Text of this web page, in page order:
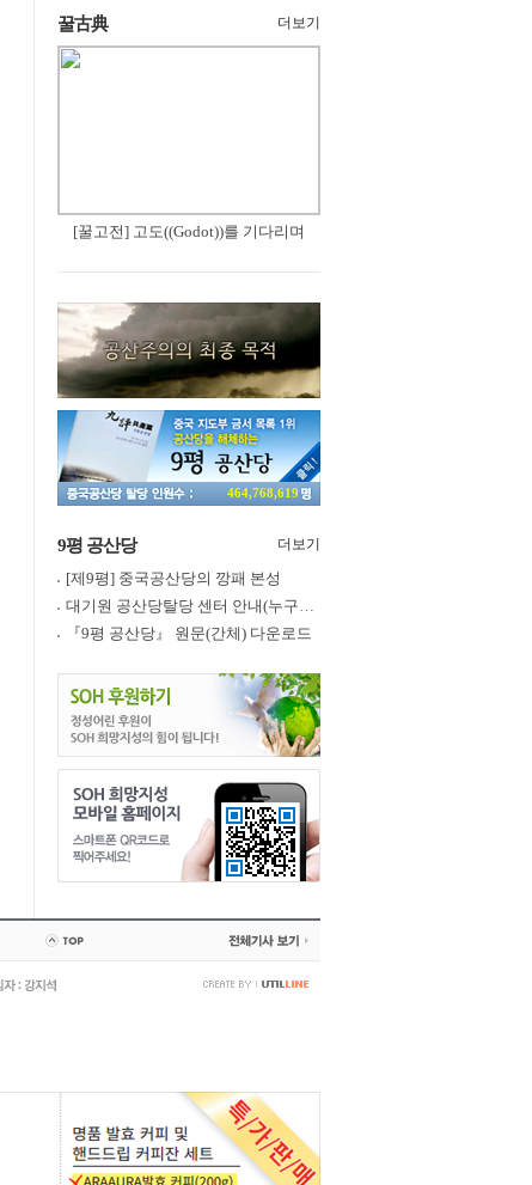
꿀古典 더보기
[꿀고전] 고도((Godot))를 기다리며
464,768,619
9평 공산당 더보기
[제9평] 중국공산당의 깡패 본성
대기원 공산당탈당 센터 안내(누구나 쉽게 退黨, 退團, 退隊 가능)
『9평 공산당』 원문(간체) 다운로드